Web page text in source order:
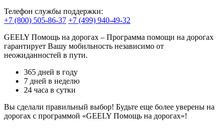
Телефон службы поддержки:
+7 (800) 505-86-37 +7 (499) 940-49-32
GEELY Помощь на дорогах – Программа помощи на дорогах
гарантирует Вашу мобильность независимо от
неожиданностей в пути.
365 дней в году
7 дней в неделю
24 часа в сутки
Вы сделали правильный выбор! Будьте еще более уверены на
дорогах с программой «GEELY Помощь на дорогах»!